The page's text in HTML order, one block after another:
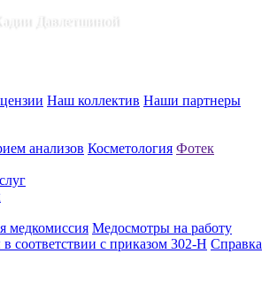
Давлетшиной
Наш коллектив Наши партнеры
анализов Косметология Фотек
медкомиссия Медосмотры на работу
соответствии с приказом 302-Н Справка